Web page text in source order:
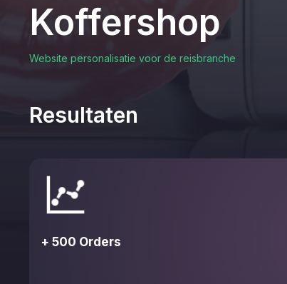
Koffershop
Website personalisatie voor de reisbranche
Resultaten
+ 500 Orders